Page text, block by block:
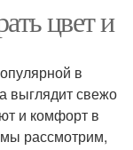
цвет и
в
выглядит свежо
и комфорт в
рассмотрим,